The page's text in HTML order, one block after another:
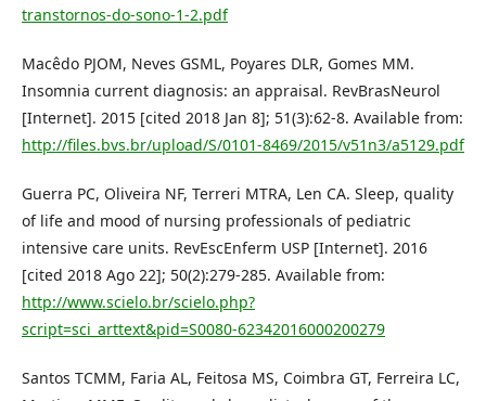
transtornos-do-sono-1-2.pdf
Macêdo PJOM, Neves GSML, Poyares DLR, Gomes MM.
Insomnia current diagnosis: an appraisal. RevBrasNeurol
[Internet]. 2015 [cited 2018 Jan 8]; 51(3):62-8. Available from:
http://files.bvs.br/upload/S/0101-8469/2015/v51n3/a5129.pdf
Guerra PC, Oliveira NF, Terreri MTRA, Len CA. Sleep, quality
of life and mood of nursing professionals of pediatric
intensive care units. RevEscEnferm USP [Internet]. 2016
[cited 2018 Ago 22]; 50(2):279-285. Available from:
http://www.scielo.br/scielo.php?
script=sci_arttext&pid=S0080-62342016000200279
Santos TCMM, Faria AL, Feitosa MS, Coimbra GT, Ferreira LC,